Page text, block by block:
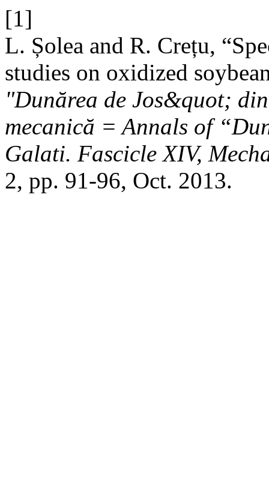
[1]
L. Șolea and R. Crețu,
studies on oxidized
"Dunărea de Jos&quot;
mecanică = Annals of
Galati. Fascicle XIV,
2, pp. 91-96, Oct. 2013.